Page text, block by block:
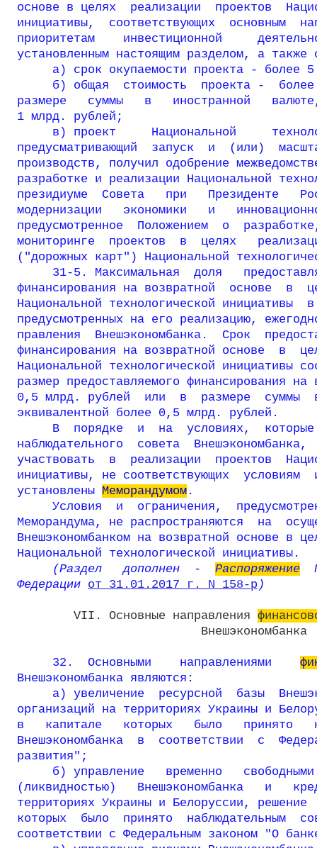
основе в целях  реализации  проектов
инициативы,  соответствующих  основным
приоритетам    инвестиционной
установленным настоящим разделом, а также
а) срок окупаемости проекта - более
б) общая  стоимость  проекта -
размере   суммы   в   иностранной
1 млрд. рублей;
в) проект     Национальной
предусматривающий  запуск  и  (или)
производств, получил одобрение
разработке и реализации Национальной
президиуме  Совета   при   Президенте
модернизации   экономики   и
предусмотренное  Положением  о
мониторинге  проектов  в  целях
("дорожных карт") Национальной
31-5. Максимальная  доля
финансирования на возвратной  основе  в
Национальной технологической инициативы
предусмотренных на его реализацию,
правления  Внешэкономбанка.  Срок
финансирования на возвратной основе  в
Национальной технологической инициативы
размер предоставляемого финансирования
0,5 млрд. рублей  или  в  размере  суммы
эквивалентной более 0,5 млрд. рублей.
В  порядке  и  на  условиях,
наблюдательного  совета
участвовать  в  реализации  проектов
инициативы, не соответствующих  условиям
установлены Меморандумом .
Условия  и  ограничения,
Меморандума, не распространяются  на
Внешэкономбанком на возвратной основе в
Национальной технологической инициативы.
     (Раздел   дополнен  -
Распоряжение
Федерации от 31.01.2017 г. N 158-р )
        VII. Основные направления
                          Внешэкономбанка
32.  Основными    направлениями
Внешэкономбанка являются:
а) увеличение  ресурсной  базы
организаций на территориях Украины и
в   капитале   которых   было   принято
Внешэкономбанка  в  соответствии  с
развития";
б) управление   временно
(ликвидностью)   Внешэкономбанка   и
территориях Украины и Белоруссии,
которых  было  принято  наблюдательным
соответствии с Федеральным законом "О